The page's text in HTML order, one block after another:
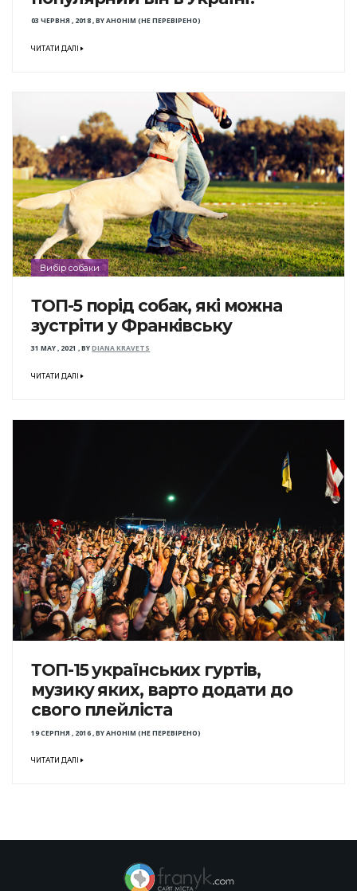
03 ЧЕРВНЯ , 2018,BYАНОНІМ (НЕ ПЕРЕВІРЕНО)
ЧИТАТИ ДАЛІ
Вибір собаки
ТОП-5 порід собак, які можна
зустріти у Франківську
31 MAY , 2021 ,BYDIANA KRAVETS
ЧИТАТИ ДАЛІ
ТОП-15 українських гуртів,
музику яких, варто додати до
свого плейліста
19 СЕРПНЯ , 2016,BYАНОНІМ (НЕ ПЕРЕВІРЕНО)
ЧИТАТИ ДАЛІ